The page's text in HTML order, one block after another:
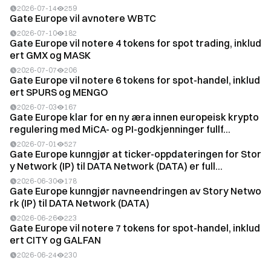
2026-07-14 259
Gate Europe vil avnotere WBTC
2026-07-10 182
Gate Europe vil notere 4 tokens for spot trading, inklud
ert GMX og MASK
2026-07-07 206
Gate Europe vil notere 6 tokens for spot-handel, inklud
ert SPURS og MENGO
2026-07-03 167
Gate Europe klar for en ny æra innen europeisk krypto
regulering med MiCA- og PI-godkjenninger fullf...
2026-07-01 527
Gate Europe kunngjør at ticker-oppdateringen for Stor
y Network (IP) til DATA Network (DATA) er full...
2026-06-30 178
Gate Europe kunngjør navneendringen av Story Netwo
rk (IP) til DATA Network (DATA)
2026-06-26 223
Gate Europe vil notere 7 tokens for spot-handel, inklud
ert CITY og GALFAN
2026-06-24 230